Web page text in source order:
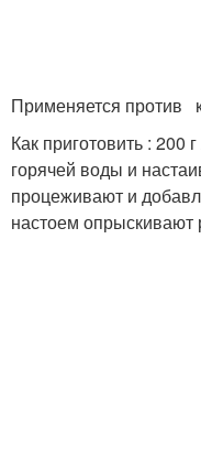
Применяется против
Как приготовить : 200
горячей воды и
процеживают и
настоем опрыскивают